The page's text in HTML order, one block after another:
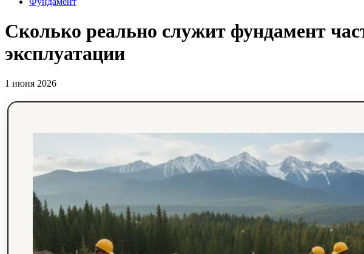
Сколько реально служит фундамент
эксплуатации
1 июня 2026